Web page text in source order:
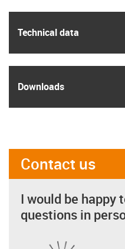
Technical data
Downloads
Contact us
I would be happy
questions in